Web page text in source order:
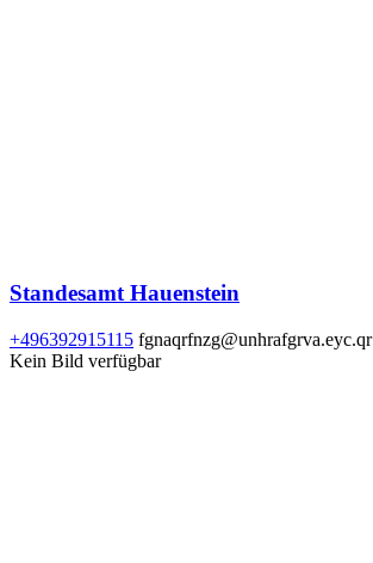
Standesamt Hauenstein
+496392915115 fgnaqrfnzg@unhrafgrva.eyc.qr
Kein Bild verfügbar